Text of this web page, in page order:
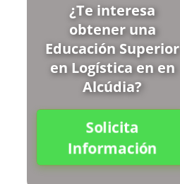
¿Te interesa
obtener una
Educación Superior
en Logística en en
Alcúdia?
Solicita
Información